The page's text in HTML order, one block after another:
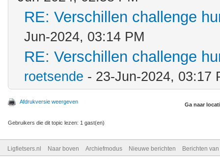
RE: Verschillen challenge
Jun-2024, 03:14 PM
RE: Verschillen challenge
roetsende - 23-Jun-2024, 03:17
Afdrukversie weergeven Ga naar
Gebruikers die dit topic lezen: 1 gast(en)
Ligfietsers.nl Naar boven Archiefmodus Nieuwe berichten Berichten